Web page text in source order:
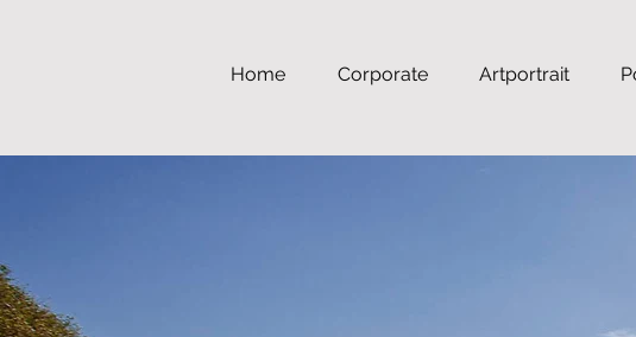
Home Corporate Artportrait